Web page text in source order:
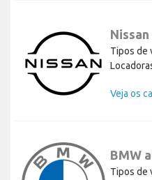
Tipos de
Veja os
BMW
Tipos de